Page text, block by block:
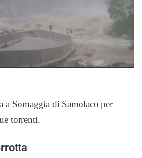
a Somaggia di Samolaco per
torrenti.